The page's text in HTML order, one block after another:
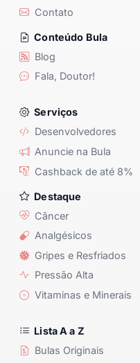
Contato
Conteúdo Bula
Blog
Fala, Doutor!
Serviços
Desenvolvedores
Anuncie na Bula
Cashback de até 8%
Destaque
Câncer
Analgésicos
Gripes e Resfriados
Pressão Alta
Vitaminas e Minerais
Lista A a Z
Bulas Originais